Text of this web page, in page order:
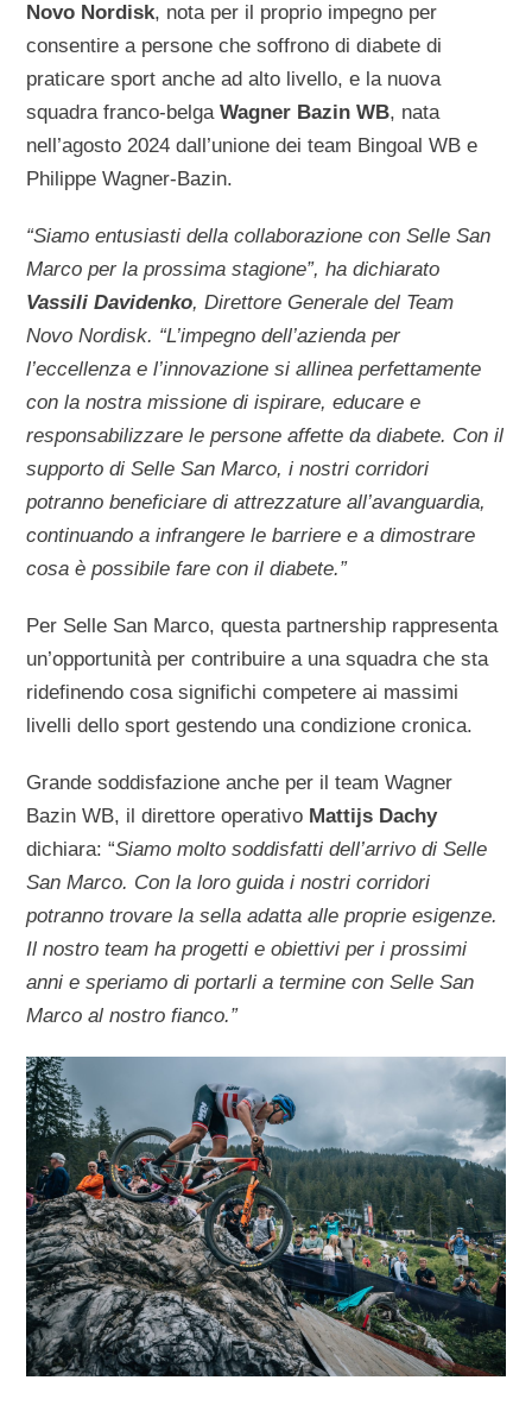
Novo Nordisk, nota per il proprio impegno per
consentire a persone che soffrono di diabete di
praticare sport anche ad alto livello, e la nuova
squadra franco-belgaWagner Bazin WB, nata
nell’agosto 2024 dall’unione dei team Bingoal WB e
Philippe Wagner-Bazin.
“Siamo entusiasti della collaborazione con Selle San
Marco per la prossima stagione”, ha dichiarato
Vassili Davidenko, Direttore Generale del Team
Novo Nordisk. “L’impegno dell’azienda per
l’eccellenza e l’innovazione si allinea perfettamente
con la nostra missione di ispirare, educare e
responsabilizzare le persone affette da diabete. Con il
supporto di Selle San Marco, i nostri corridori
potranno beneficiare di attrezzature all’avanguardia,
continuando a infrangere le barriere e a dimostrare
cosa è possibile fare con il diabete.”
Per Selle San Marco, questa partnership rappresenta
un’opportunità per contribuire a una squadra che sta
ridefinendo cosa significhi competere ai massimi
livelli dello sport gestendo una condizione cronica.
Grande soddisfazione anche per il team Wagner
Bazin WB, il direttore operativo Mattijs Dachy
dichiara: “Siamo molto soddisfatti dell’arrivo di Selle
San Marco. Con la loro guida i nostri corridori
potranno trovare la sella adatta alle proprie esigenze.
Il nostro team ha progetti e obiettivi per i prossimi
anni e speriamo di portarli a termine con Selle San
Marco al nostro fianco.”